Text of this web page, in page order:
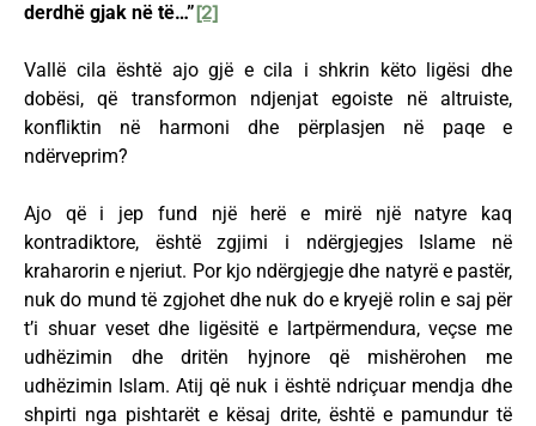
derdhë gjak në të…”[2]
Vallë cila është ajo gjë e cila i shkrin këto ligësi dhe
dobësi, që transformon ndjenjat egoiste në altruiste,
konfliktin në harmoni dhe përplasjen në paqe e
ndërveprim?
Ajo që i jep fund një herë e mirë një natyre kaq
kontradiktore, është zgjimi i ndërgjegjes Islame në
kraharorin e njeriut. Por kjo ndërgjegje dhe natyrë e pastër,
nuk do mund të zgjohet dhe nuk do e kryejë rolin e saj për
t’i shuar veset dhe ligësitë e lartpërmendura, veçse me
udhëzimin dhe dritën hyjnore që mishërohen me
udhëzimin Islam. Atij që nuk i është ndriçuar mendja dhe
shpirti nga pishtarët e kësaj drite, është e pamundur të